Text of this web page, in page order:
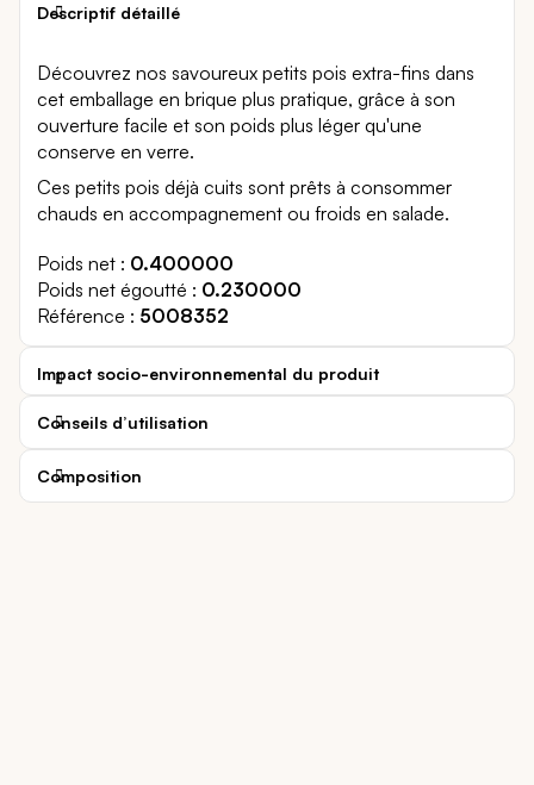
Descriptif détaillé
Découvrez nos savoureux petits pois extra-fins dans
cet emballage en brique plus pratique, grâce à son
ouverture facile et son poids plus léger qu'une
conserve en verre.
Ces petits pois déjà cuits sont prêts à consommer
chauds en accompagnement ou froids en salade.
Poids net
0.400000
Poids net égoutté
0.230000
Référence
5008352
Impact socio-environnemental du produit
Conseils d’utilisation
Composition